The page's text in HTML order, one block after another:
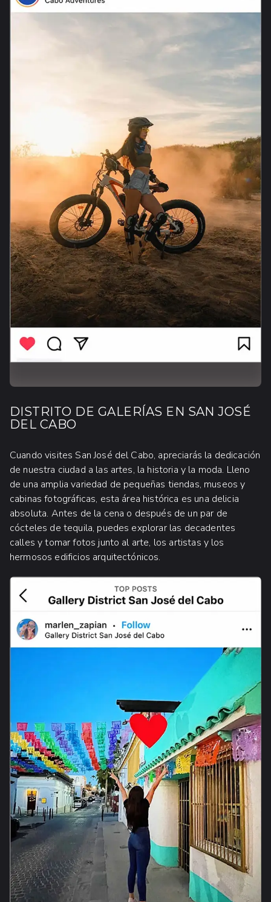
DISTRITO DE GALERÍAS EN SAN JOSÉ
DEL CABO
Cuando visites San José del Cabo, apreciarás la dedicación
de nuestra ciudad a las artes, la historia y la moda. Lleno
de una amplia variedad de pequeñas tiendas, museos y
cabinas fotográficas, esta área histórica es una delicia
absoluta. Antes de la cena o después de un par de
cócteles de tequila, puedes explorar las decadentes
calles y tomar fotos junto al arte, los artistas y los
hermosos edificios arquitectónicos.